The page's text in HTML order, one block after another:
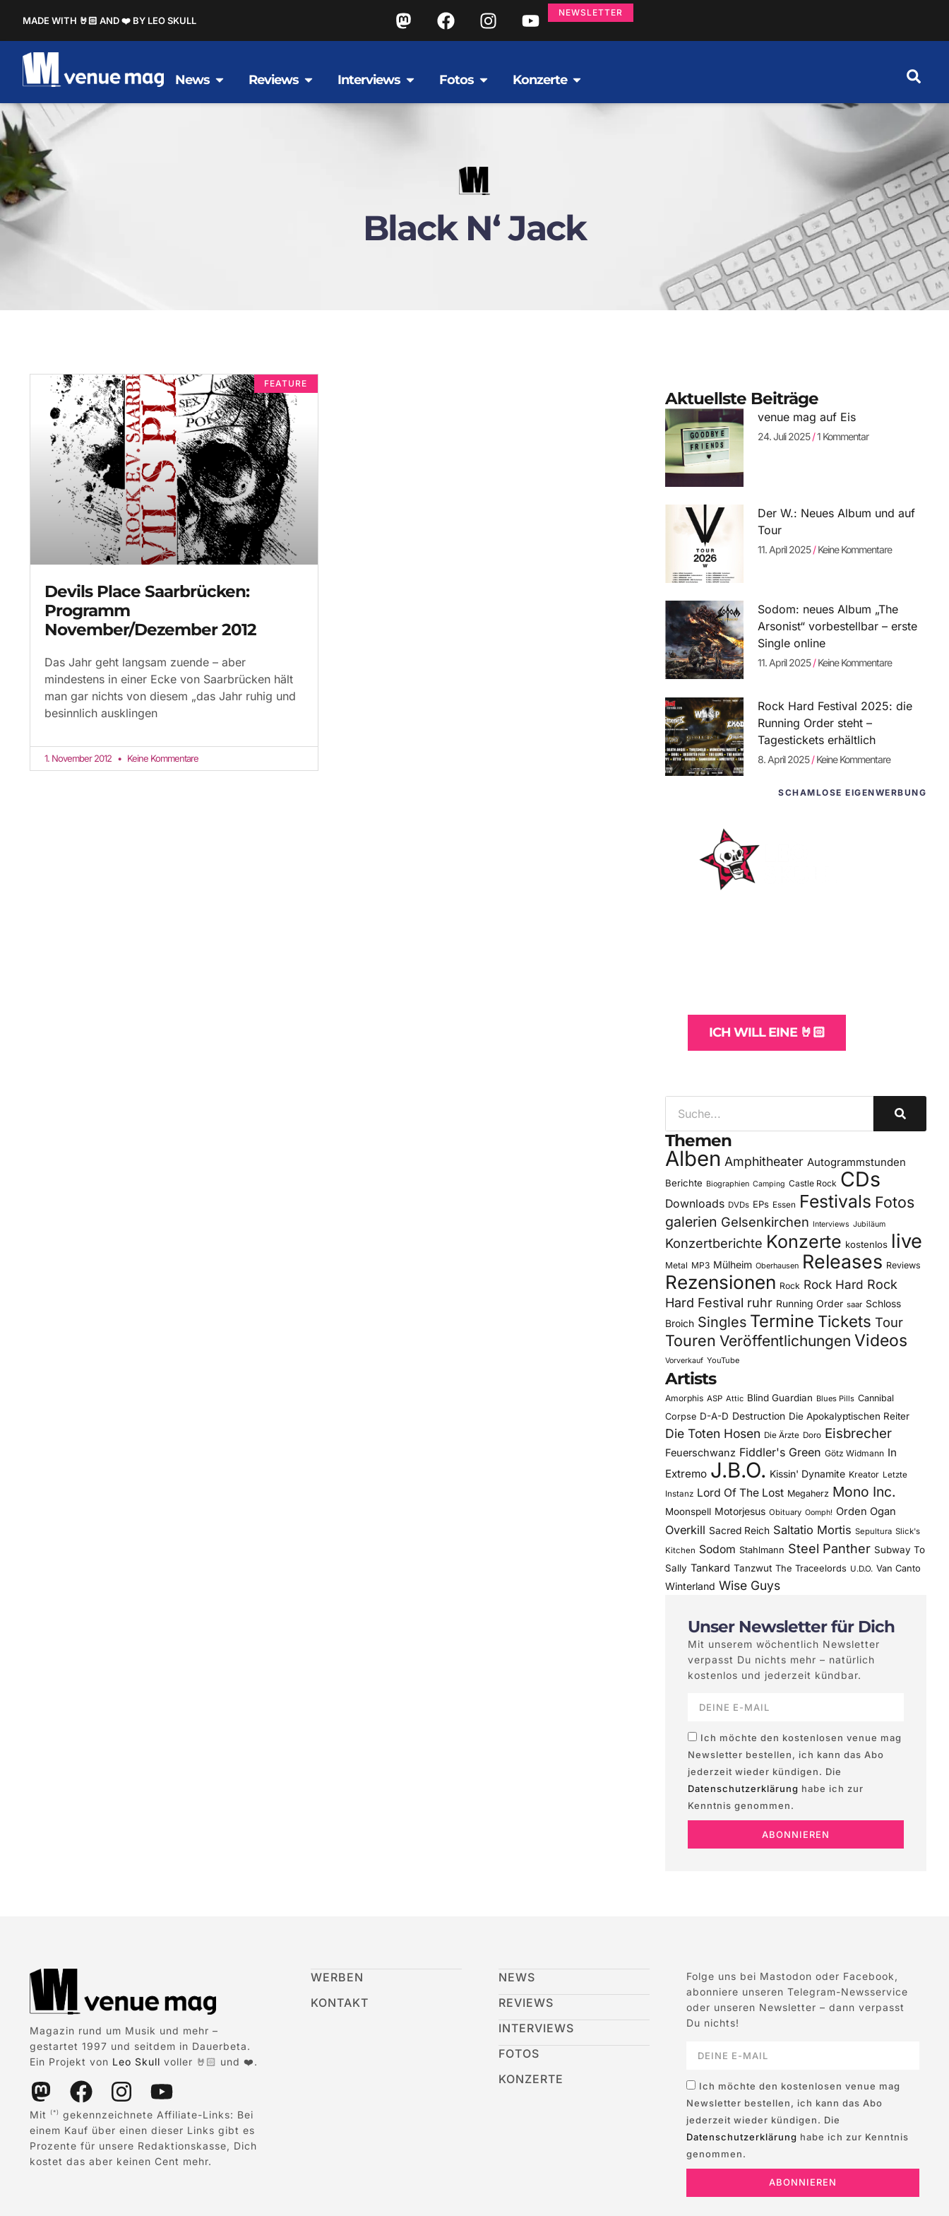
MADE WITH 🤘🏻 AND ❤️ BY LEO SKULL
NEWSLETTER
News Reviews Interviews Fotos Konzerte
Black N‘ Jack
FEATURE
Devils Place Saarbrücken:
Programm
November/Dezember 2012
Das Jahr geht langsam zuende – aber
mindestens in einer Ecke von Saarbrücken hält
man gar nichts von diesem „das Jahr ruhig und
besinnlich ausklingen
1. November 2012 Keine Kommentare
Aktuellste Beiträge
venue mag auf Eis
24. Juli 2025 1 Kommentar
Der W.: Neues Album und auf
Tour
11. April 2025 Keine Kommentare
Sodom: neues Album „The
Arsonist“ vorbestellbar – erste
Single online
11. April 2025 Keine Kommentare
Rock Hard Festival 2025: die
Running Order steht –
Tagestickets erhältlich
8. April 2025 Keine Kommentare
SCHAMLOSE EIGENWERBUNG
ICH WILL EINE 🤘🏻
Themen
Alben Amphitheater Autogrammstunden
Berichte Biographien Camping Castle Rock CDs
Downloads DVDs EPs Essen Festivals Fotos
galerien Gelsenkirchen Interviews Jubiläum
Konzertberichte Konzerte kostenlos live
Metal MP3 Mülheim Oberhausen Releases Reviews
Rezensionen Rock Rock Hard Rock
Hard Festival ruhr Running Order saar Schloss
Broich Singles Termine Tickets Tour
Touren Veröffentlichungen Videos
Vorverkauf YouTube
Artists
Amorphis ASP Attic Blind Guardian Blues Pills Cannibal
Corpse D-A-D Destruction Die Apokalyptischen Reiter
Die Toten Hosen Die Ärzte Doro Eisbrecher
Feuerschwanz Fiddler's Green Götz Widmann In
Extremo J.B.O. Kissin' Dynamite Kreator Letzte
Instanz Lord Of The Lost Megaherz Mono Inc.
Moonspell Motorjesus Obituary Oomph! Orden Ogan
Overkill Sacred Reich Saltatio Mortis Sepultura Slick's
Kitchen Sodom Stahlmann Steel Panther Subway To
Sally Tankard Tanzwut The Traceelords U.D.O. Van Canto
Winterland Wise Guys
Unser Newsletter für Dich
Mit unserem wöchentlich Newsletter
verpasst Du nichts mehr – natürlich
kostenlos und jederzeit kündbar.
Ich möchte den kostenlosen venue mag
Newsletter bestellen, ich kann das Abo
jederzeit wieder kündigen. Die
Datenschutzerklärung habe ich zur
Kenntnis genommen.
ABONNIEREN
Magazin rund um Musik und mehr –
gestartet 1997 und seitdem in Dauerbeta.
Ein Projekt von Leo Skull voller 🤘🏻 und ❤️.
Mit (*)
gekennzeichnete Affiliate-Links: Bei
einem Kauf über einen dieser Links gibt es
Prozente für unsere Redaktionskasse, Dich
kostet das aber keinen Cent mehr.
WERBEN
KONTAKT
NEWS
REVIEWS
INTERVIEWS
FOTOS
KONZERTE
Folge uns bei Mastodon oder Facebook,
abonniere unseren Telegram-Newsservice
oder unseren Newsletter – dann verpasst
Du nichts!
Ich möchte den kostenlosen venue mag
Newsletter bestellen, ich kann das Abo
jederzeit wieder kündigen. Die
Datenschutzerklärung habe ich zur Kenntnis
genommen.
ABONNIEREN